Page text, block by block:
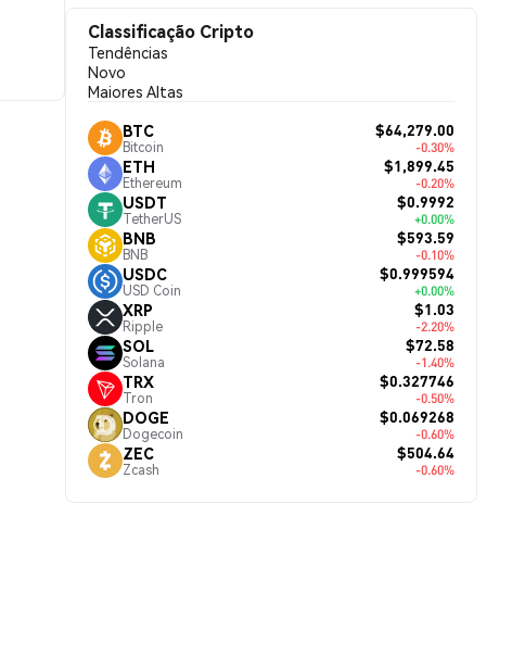
Classificação Cripto
Tendências
Novo
Maiores Altas
BTC
Bitcoin
$64,279.00
-0.30%
ETH
Ethereum
$1,899.45
-0.20%
USDT
TetherUS
$0.9992
+0.00%
BNB
BNB
$593.59
-0.10%
USDC
USD Coin
$0.999594
+0.00%
XRP
Ripple
$1.03
-2.20%
SOL
Solana
$72.58
-1.40%
TRX
Tron
$0.327746
-0.50%
DOGE
Dogecoin
$0.069268
-0.60%
ZEC
Zcash
$504.64
-0.60%